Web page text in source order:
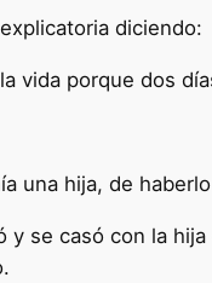
diciendo:
porque dos
una hija, de
y se casó con la